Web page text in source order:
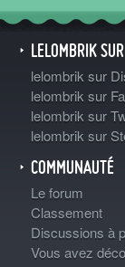
LELOMBRIK
lelombrik sur
lelombrik sur
lelombrik sur
lelombrik sur
COMMUNAUTÉ
Le forum
Classement
Discussions à
Vous avez